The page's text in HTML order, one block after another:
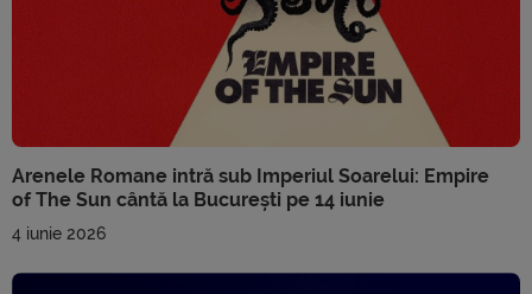
Arenele Romane intră sub Imperiul Soarelui: Empire
of The Sun cântă la București pe 14 iunie
4 iunie 2026